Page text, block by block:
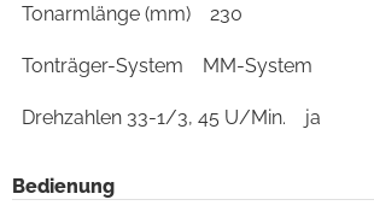
Tonarmlänge (mm) 230
Tonträger-System MM-System
Drehzahlen 33-1/3, 45 U/Min. ja
Bedienung